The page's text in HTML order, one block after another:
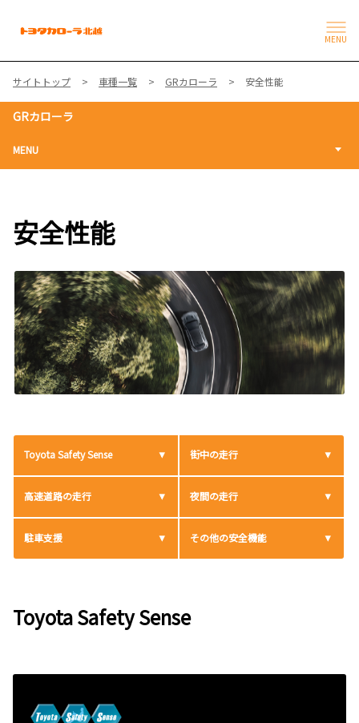
MENU
サイトトップ 車種一覧 GRカローラ 安全性能
GRカローラ
MENU
安全性能
Toyota Safety Sense 街中の走行
高速道路の走行 夜間の走行
駐車支援 その他の安全機能
Toyota Safety Sense